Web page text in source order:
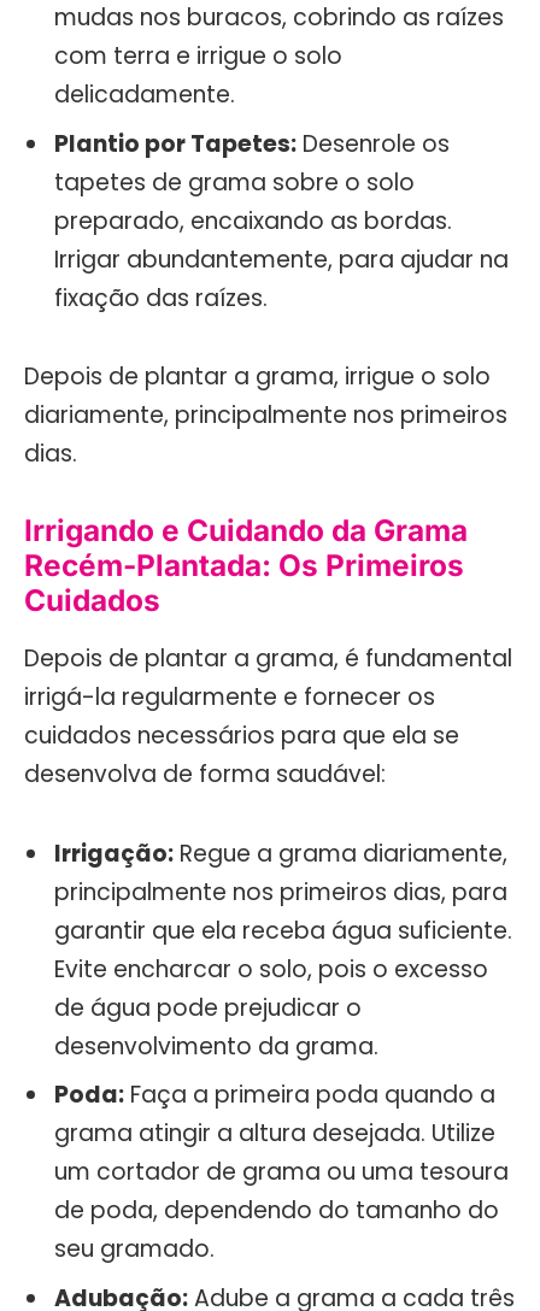
mudas nos buracos, cobrindo as raízes
com terra e irrigue o solo
delicadamente.
Plantio por Tapetes: Desenrole os
tapetes de grama sobre o solo
preparado, encaixando as bordas.
Irrigar abundantemente, para ajudar na
fixação das raízes.
Depois de plantar a grama, irrigue o solo
diariamente, principalmente nos primeiros
dias.
Irrigando e Cuidando da Grama
Recém-Plantada: Os Primeiros
Cuidados
Depois de plantar a grama, é fundamental
irrigá-la regularmente e fornecer os
cuidados necessários para que ela se
desenvolva de forma saudável:
Irrigação: Regue a grama diariamente,
principalmente nos primeiros dias, para
garantir que ela receba água suficiente.
Evite encharcar o solo, pois o excesso
de água pode prejudicar o
desenvolvimento da grama.
Poda: Faça a primeira poda quando a
grama atingir a altura desejada. Utilize
um cortador de grama ou uma tesoura
de poda, dependendo do tamanho do
seu gramado.
Adubação:Adube a grama a cada três